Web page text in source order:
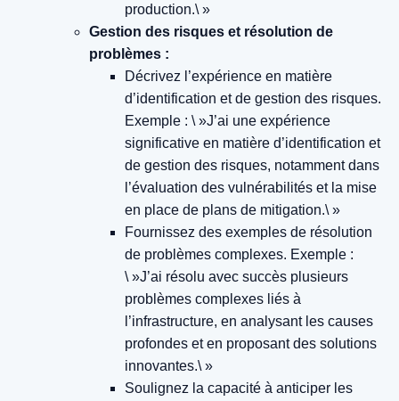
production.\ »
Gestion des risques et résolution de
problèmes :
Décrivez l’expérience en matière
d’identification et de gestion des risques.
Exemple : \ »J’ai une expérience
significative en matière d’identification et
de gestion des risques, notamment dans
l’évaluation des vulnérabilités et la mise
en place de plans de mitigation.\ »
Fournissez des exemples de résolution
de problèmes complexes. Exemple :
\ »J’ai résolu avec succès plusieurs
problèmes complexes liés à
l’infrastructure, en analysant les causes
profondes et en proposant des solutions
innovantes.\ »
Soulignez la capacité à anticiper les